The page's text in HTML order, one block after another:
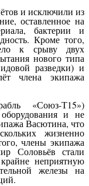
и исключили из
оставленное на
бактерии и
Кроме того,
к срыву двух
нового типа
разведки) и
члена экипажа
«Союз-Т15»)
и не
Васютина, что
жизненно
члены экипажа
Соловьёв стали
неприятную
железы на